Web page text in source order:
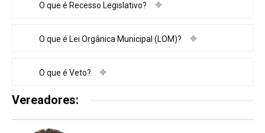
O que é Recesso Legislativo?
O que é Lei Orgânica Municipal (LOM)?
O que é Veto?
Vereadores: